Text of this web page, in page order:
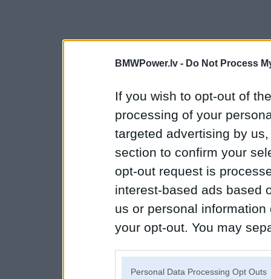
BMWPower.lv - Do Not Process
If you wish to opt-out of
processing of your
targeted advertising by
section to confirm your
opt-out request is
interest-based ads based
us or personal
your opt-out. You may
Personal Data Processing Opt Outs